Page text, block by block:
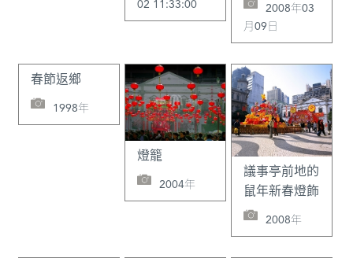
02 11:33:00
2008年03
月09日
春節返鄉
1998年
燈籠
2004年
議事亭前地的
鼠年新春燈飾
2008年